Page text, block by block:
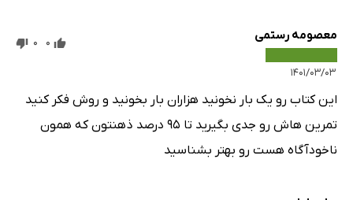
معصومه رستمی
۱۴۰۱/۰۳/۰۳
0
0
این کتاب رو یک بار نخونید هزاران بار بخونید و روش فکر کنید
تمرین هاش رو جدی بگیرید تا ۹۵ درصد ذهنتون که همون
ناخودآگاه هست رو بهتر بشناسید